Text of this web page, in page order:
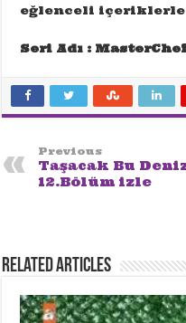
eğlenceli
Seri Adı :
Previous
Taşacak Bu
12.Bölüm izle
Related Articles